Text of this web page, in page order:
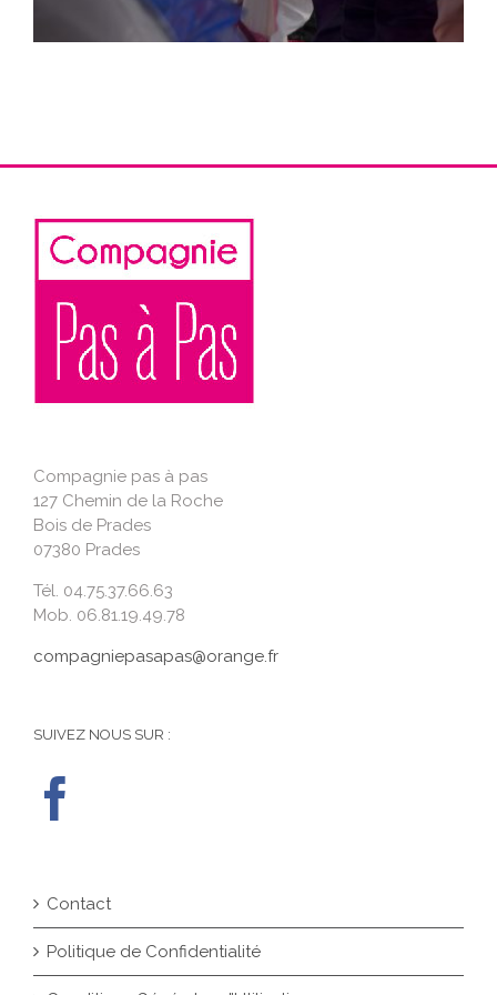
Compagnie pas à pas
127 Chemin de la Roche
Bois de Prades
07380 Prades
Tél. 04.75.37.66.63
Mob. 06.81.19.49.78
compagniepasapas@orange.fr
SUIVEZ NOUS SUR :
Contact
Politique de Confidentialité